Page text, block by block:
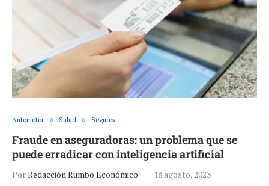
Automotor Salud Seguros
Fraude en aseguradoras: un problema que se
puede erradicar con inteligencia artificial
PorRedacción Rumbo Económico 18 agosto, 2023